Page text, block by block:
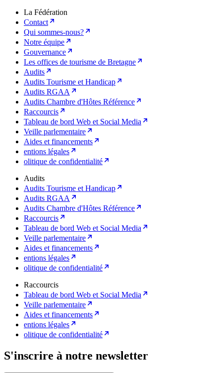
La Fédération
Contact
Qui sommes-nous?
Notre équipe
Gouvernance
Les offices de tourisme de Bretagne
Audits
Audits Tourisme et Handicap
Audits RGAA
Audits Chambre d'Hôtes Référence
Raccourcis
Tableau de bord Web et Social Media
Veille parlementaire
Aides et financements
entions légales
olitique de confidentialité
Audits
Audits Tourisme et Handicap
Audits RGAA
Audits Chambre d'Hôtes Référence
Raccourcis
Tableau de bord Web et Social Media
Veille parlementaire
Aides et financements
entions légales
olitique de confidentialité
Raccourcis
Tableau de bord Web et Social Media
Veille parlementaire
Aides et financements
entions légales
olitique de confidentialité
S'inscrire à notre newsletter